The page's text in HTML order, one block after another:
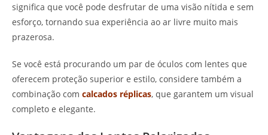
significa que você pode desfrutar de uma visão nítida e sem
esforço, tornando sua experiência ao ar livre muito mais
prazerosa.
Se você está procurando um par de óculos com lentes que
oferecem proteção superior e estilo, considere também a
combinação com calcados réplicas, que garantem um visual
completo e elegante.